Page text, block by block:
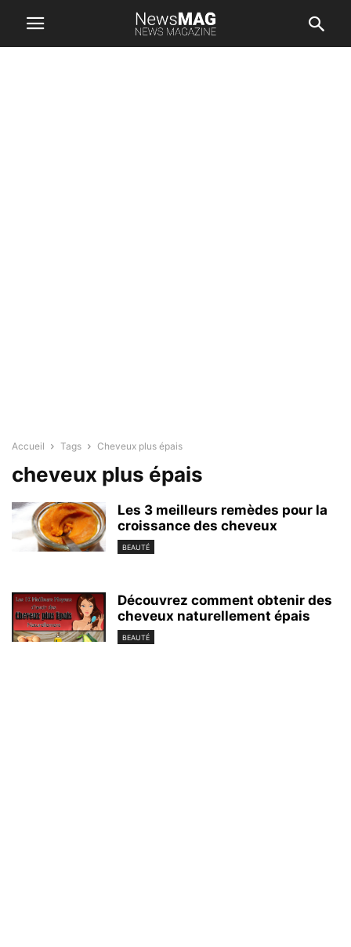
Accueil Tags Cheveux plus épais
cheveux plus épais
Les 3 meilleurs remèdes pour la
croissance des cheveux
BEAUTÉ
Découvrez comment obtenir des
cheveux naturellement épais
BEAUTÉ